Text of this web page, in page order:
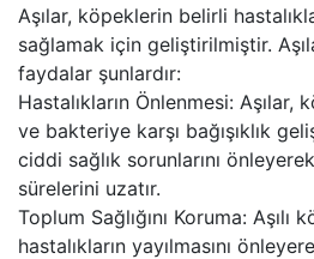
Aşılar, köpeklerin belirli
sağlamak için geliştirilmiştir.
faydalar şunlardır:
Hastalıkların Önlenmesi:
ve bakteriye karşı bağışıklık
ciddi sağlık sorunlarını
sürelerini uzatır.
Toplum Sağlığını Koruma: Aşılı
hastalıkların yayılmasını